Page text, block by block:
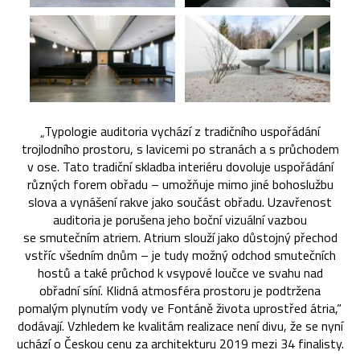
„Typologie auditoria vychází z tradičního uspořádání
trojlodního prostoru, s lavicemi po stranách a s průchodem
v ose. Tato tradiční skladba interiéru dovoluje uspořádání
různých forem obřadu – umožňuje mimo jiné bohoslužbu
slova a vynášení rakve jako součást obřadu. Uzavřenost
auditoria je porušena jeho boční vizuální vazbou
se smutečním atriem. Atrium slouží jako důstojný přechod
vstříc všedním dnům – je tudy možný odchod smutečních
hostů a také průchod k vsypové loučce ve svahu nad
obřadní síní. Klidná atmosféra prostoru je podtržena
pomalým plynutím vody ve Fontáně života uprostřed átria,“
dodávají. Vzhledem ke kvalitám realizace není divu, že se nyní
uchází o Českou cenu za architekturu 2019 mezi 34 finalisty.